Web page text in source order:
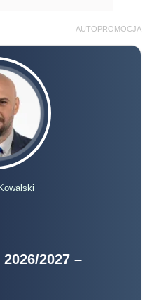
AUTOPROMOCJA
2027 –